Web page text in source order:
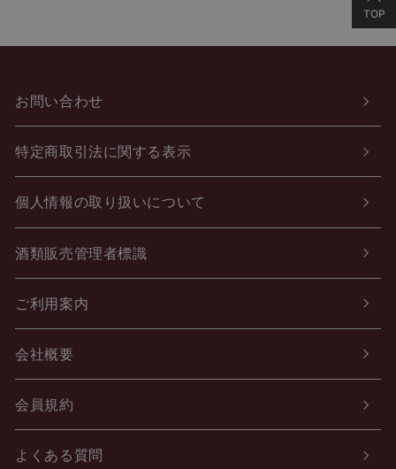
お問い合わせ
特定商取引法に関する表示
個人情報の取り扱いについて
酒類販売管理者標識
ご利用案内
会社概要
会員規約
よくある質問